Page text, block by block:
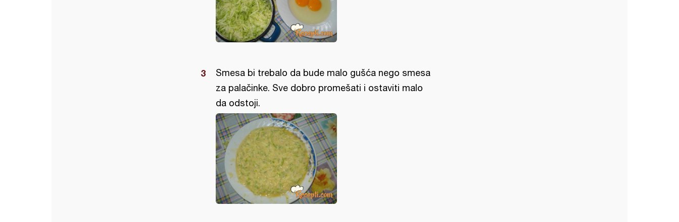
Smesa bi trebalo da bude malo gušća nego smesa
za palačinke. Sve dobro promešati i ostaviti malo
da odstoji.